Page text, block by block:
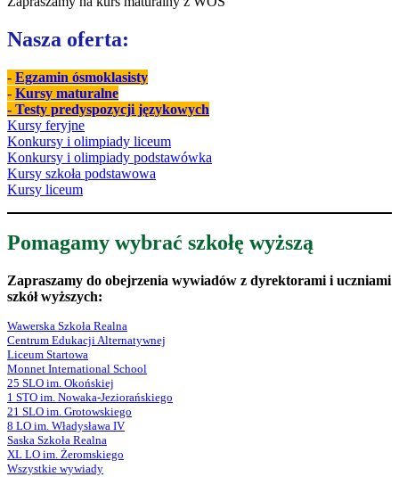
Nasza oferta:
- Egzamin ósmoklasisty
- Kursy maturalne
- Testy predyspozycji językowych
Kursy feryjne
Konkursy i olimpiady liceum
Konkursy i olimpiady podstawówka
Kursy szkoła podstawowa
Kursy liceum
Pomagamy wybrać szkołę wyższą
Zapraszamy do obejrzenia wywiadów z dyrektorami i uczniami
szkół wyższych:
Wawerska Szkoła Realna
Centrum Edukacji Alternatywnej
Liceum Startowa
Monnet International School
25 SLO im. Okońskiej
1 STO im. Nowaka-Jeziorańskiego
21 SLO im. Grotowskiego
8 LO im. Władysława IV
Saska Szkoła Realna
XL LO im. Żeromskiego
Wszystkie wywiady